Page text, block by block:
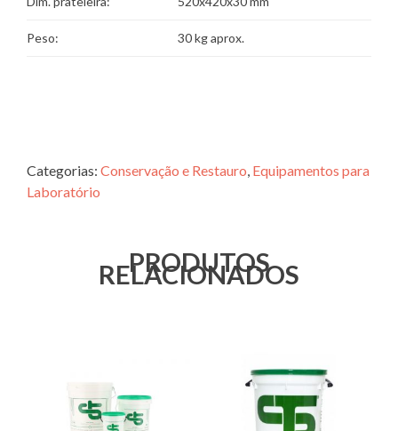
Peso: 30 kg aprox.
Categorias: Conservação e Restauro, Equipamentos para
Laboratório
PRODUTOS
RELACIONADOS